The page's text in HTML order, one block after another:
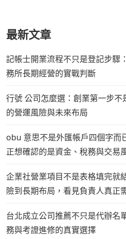
最新文章
記帳士開業流程不只是登記步驟
務所長期經營的實戰判斷
行號 公司怎麼選：創業第一步
的營運風險與未來布局
obu 意思不是外匯帳戶四個字而
正想確認的是資金、稅務與交易
企業社營業項目不是表格填完就
險到長期布局，看見負責人真正
台北成立公司推薦不只是代辦名
務與考證進修的真實選擇